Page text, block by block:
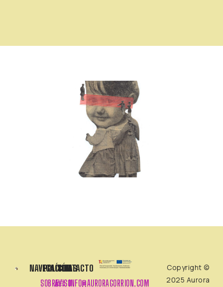
NAVEGACIÓN
SOBRE
POLÍTICAS
AVISO
CONTACTO
INFO@AURORAGORRION.COM
Copyright ©
2025 Aurora